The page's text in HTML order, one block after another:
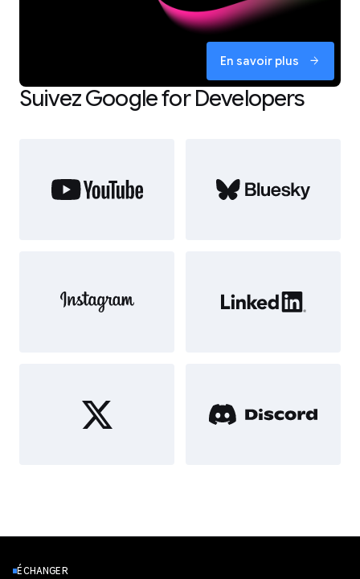
En savoir plus arrow_forward
Suivez Google for Developers
ÉCHANGER